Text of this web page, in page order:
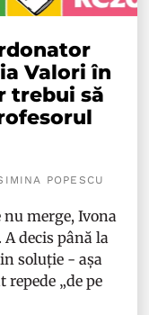
Valori în
trebui să
POPESCU
nu merge, Ivona
decis până la
soluție - așa
repede „de pe